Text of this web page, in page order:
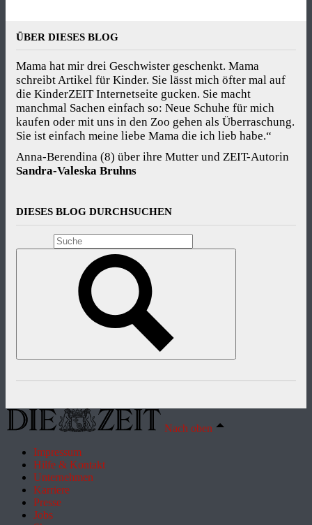
ÜBER DIESES BLOG
Mama hat mir drei Geschwister geschenkt. Mama
schreibt Artikel für Kinder. Sie lässt mich öfter mal auf
die KinderZEIT Internetseite gucken. Sie macht
manchmal Sachen einfach so: Neue Schuhe für mich
kaufen oder mit uns in den Zoo gehen als Überraschung.
Sie ist einfach meine liebe Mama die ich lieb habe.“
Anna-Berendina (8) über ihre Mutter und ZEIT-Autorin
Sandra-Valeska Bruhns
DIESES BLOG DURCHSUCHEN
Nach oben
Impressum
Hilfe & Kontakt
Unternehmen
Karriere
Presse
Jobs